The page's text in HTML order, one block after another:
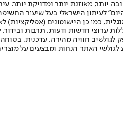
יותר, מאוזנת יותר ומדויקת יותר.
הראשונה פורסמה ב-30 ביולי 2007, וב-2010 הפך
ערוצי חדשות ודעות, תרבות
לגולשים חוויה מהירה, עדכנית,
האתר הנחות ומבצעים על